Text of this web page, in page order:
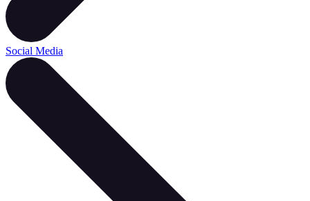
Social Media